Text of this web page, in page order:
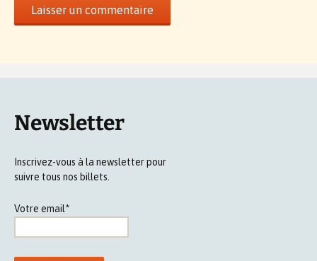
Newsletter
Inscrivez-vous à la newsletter pour
suivre tous nos billets.
Votre email*